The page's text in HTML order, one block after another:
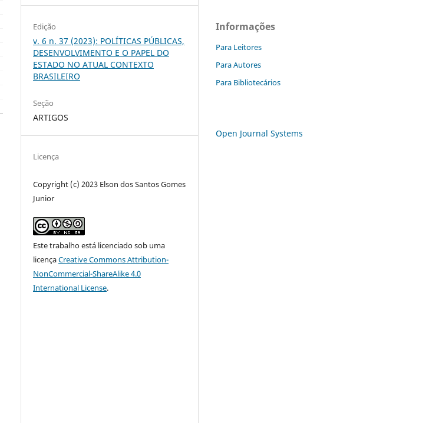
Edição
v. 6 n. 37 (2023): POLÍTICAS PÚBLICAS,
DESENVOLVIMENTO E O PAPEL DO
ESTADO NO ATUAL CONTEXTO
BRASILEIRO
Seção
ARTIGOS
Licença
Copyright (c) 2023 Elson dos Santos Gomes
Junior
Este trabalho está licenciado sob uma
licençaCreative Commons Attribution-
NonCommercial-ShareAlike 4.0
International License.
Informações
Para Leitores
Para Autores
Para Bibliotecários
Open Journal Systems